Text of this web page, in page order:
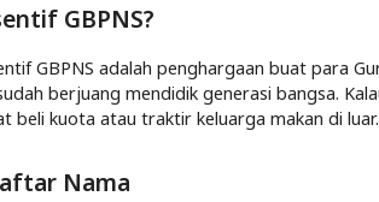
GBPNS?
GBPNS adalah penghargaan buat para
berjuang mendidik generasi bangsa.
beli kuota atau traktir keluarga makan di
Nama